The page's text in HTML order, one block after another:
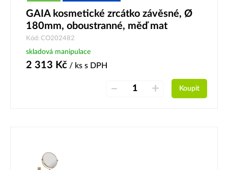
GAIA kosmetické zrcátko závěsné, Ø
180mm, oboustranné, měď mat
Kód: CO202482
skladová manipulace
2 313 Kč / ks s DPH
– + Koupit